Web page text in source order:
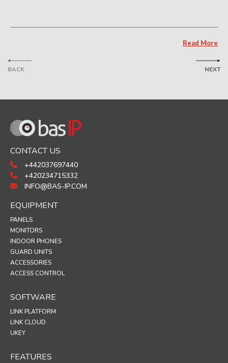
BACK
Read More
NEXT
CONTACT US
+442037697440
+420234715332
INFO@BAS-IP.COM
EQUIPMENT
PANELS
MONITORS
INDOOR PHONES
GUARD UNITS
ACCESSORIES
ACCESS CONTROL
SOFTWARE
LINK PLATFORM
LINK CLOUD
UKEY
FEATURES